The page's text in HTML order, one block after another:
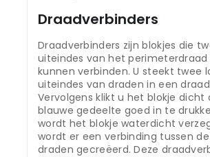
Draadverbinders
Draadverbinders zijn blokjes die
uiteindes van het
kunnen verbinden. U steekt twee
uiteindes van draden in een
Vervolgens klikt u het blokje dicht
blauwe gedeelte goed in te
wordt het blokje waterdicht
wordt er een verbinding tussen
draden gecreëerd. Deze